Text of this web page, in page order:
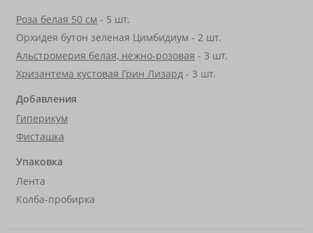
Роза белая 50 см - 5 шт.
Орхидея бутон зеленая Цимбидиум - 2 шт.
Альстромерия белая, нежно-розовая - 3 шт.
Хризантема кустовая Грин Лизард - 3 шт.
Добавления
Гиперикум
Фисташка
Упаковка
Лента
Колба-пробирка